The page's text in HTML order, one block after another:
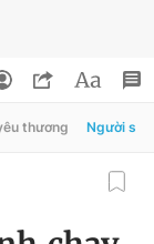
thương Người